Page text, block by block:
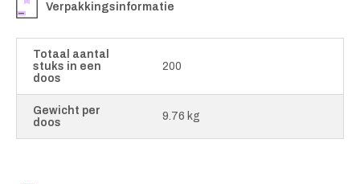
Verpakkingsinformatie
Totaal aantal
stuks in een
doos
200
Gewicht per
doos
9.76 kg